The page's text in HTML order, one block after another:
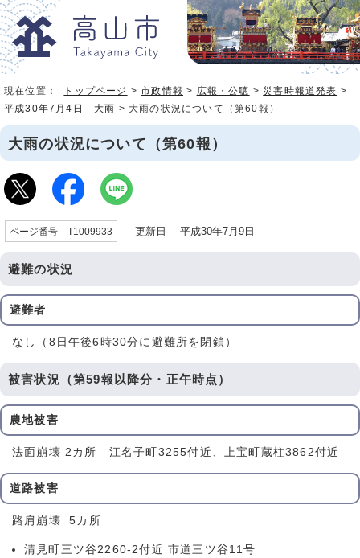
現在位置： トップページ >市政情報 > 広報・公聴 > 災害時報道発表 >
平成30年7月4日 大雨 > 大雨の状況について（第60報）
大雨の状況について（第60報）
ページ番号 T1009933 更新日 平成30年7月9日
避難の状況
避難者
なし（8日午後6時30分に避難所を閉鎖）
被害状況（第59報以降分・正午時点）
農地被害
法面崩壊 2カ所 江名子町3255付近、上宝町蔵柱3862付近
道路被害
路肩崩壊 5カ所
清見町三ツ谷2260-2付近 市道三ツ谷11号